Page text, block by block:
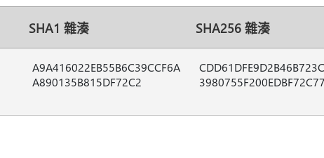
SHA1 雜湊 SHA256 雜湊
A9A416022EB55B6C39CCF6A
A890135B815DF72C2